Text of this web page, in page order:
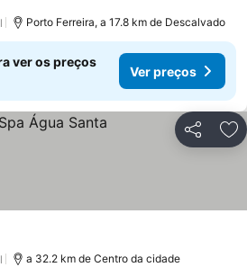
Porto Ferreira, a 17.8 km de Descalvado
ver os preços
Ver preços
Partilhar
a 32.2 km de Centro da cidade